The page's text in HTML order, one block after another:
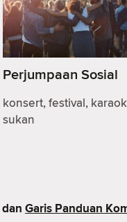
Perjumpaan Sosial
konsert, festival,
sukan
dan Garis Panduan